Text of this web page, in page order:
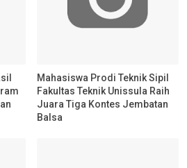
Mahasiswa Prodi Teknik Sipil
Fakultas Teknik Unissula Raih
Juara Tiga Kontes Jembatan
Balsa